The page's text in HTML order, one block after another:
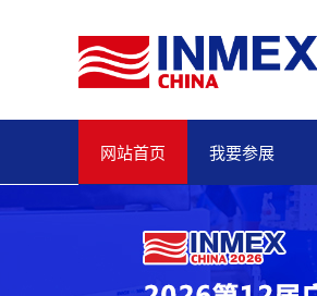
网站首页 我要参展